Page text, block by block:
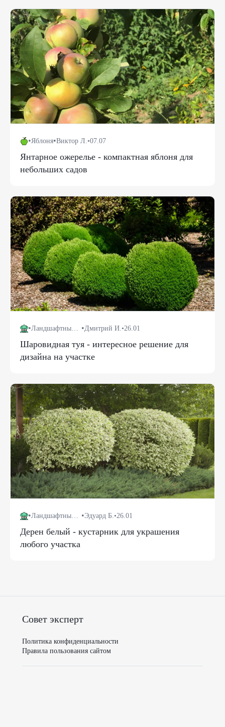
•Яблоня•Виктор Л.•07.07
Янтарное ожерелье - компактная яблоня для
небольших садов
• Ландшафтный дизайн •Дмитрий И.•26.01
Шаровидная туя - интересное решение для
дизайна на участке
• Ландшафтный дизайн •Эдуард Б.•26.01
Дерен белый - кустарник для украшения
любого участка
Совет эксперт
Политика конфиденциальности
Правила пользования сайтом